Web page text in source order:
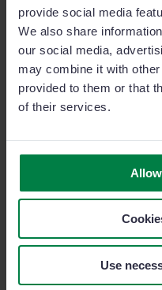
provide social media
We also share
our social media,
may combine it with
provided to them or that
of their services.
Use
Ver caso de sucesso
Perguntas
análise de
Porque é que a análise